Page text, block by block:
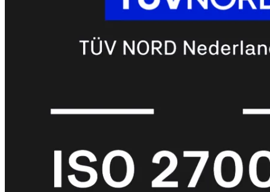
FortiCare
Support
FortiCare
Essentials FortiCare
FortiCare
1